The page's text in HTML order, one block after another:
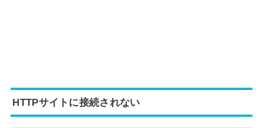
HTTPサイトに接続されない